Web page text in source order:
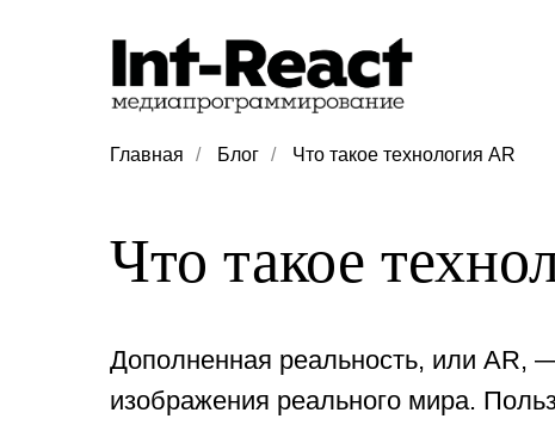
Главная / Блог / Что такое технология AR
Что такое
Дополненная реальность, или AR,
изображения реального мира.